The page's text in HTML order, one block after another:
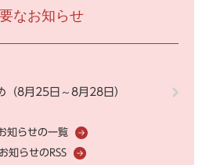
なお知らせ
（8月25日～8月28日）
知らせの一覧
知らせのRSS